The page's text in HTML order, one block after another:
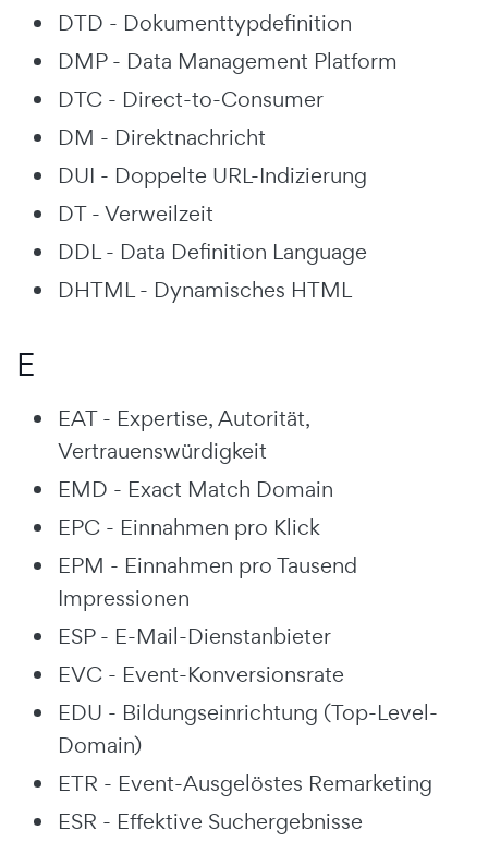
DTD - Dokumenttypdefinition
DMP - Data Management Platform
DTC - Direct-to-Consumer
DM - Direktnachricht
DUI - Doppelte URL-Indizierung
DT - Verweilzeit
DDL - Data Definition Language
DHTML - Dynamisches HTML
E
EAT - Expertise, Autorität,
Vertrauenswürdigkeit
EMD - Exact Match Domain
EPC - Einnahmen pro Klick
EPM - Einnahmen pro Tausend
Impressionen
ESP - E-Mail-Dienstanbieter
EVC - Event-Konversionsrate
EDU - Bildungseinrichtung (Top-Level-
Domain)
ETR - Event-Ausgelöstes Remarketing
ESR - Effektive Suchergebnisse